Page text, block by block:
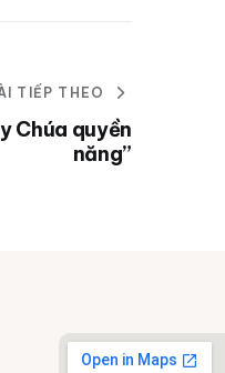
TIẾP THEO
Chúa quyền
năng”